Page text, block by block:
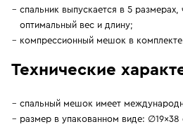
спальник выпускается в 5 размерах,
оптимальный вес и длину;
компрессионный мешок в
Технические
cпальный мешок имеет
размер в упакованном виде: